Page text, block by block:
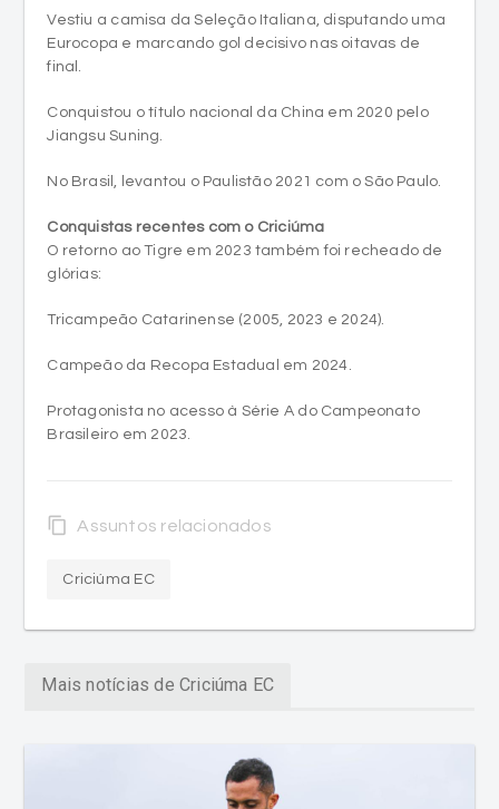
Vestiu a camisa da Seleção Italiana, disputando uma
Eurocopa e marcando gol decisivo nas oitavas de
final.
Conquistou o título nacional da China em 2020 pelo
Jiangsu Suning.
No Brasil, levantou o Paulistão 2021 com o São Paulo.
Conquistas recentes com o Criciúma
O retorno ao Tigre em 2023 também foi recheado de
glórias:
Tricampeão Catarinense (2005, 2023 e 2024).
Campeão da Recopa Estadual em 2024.
Protagonista no acesso à Série A do Campeonato
Brasileiro em 2023.
content_copy Assuntos relacionados
Criciúma EC
Mais notícias de Criciúma EC